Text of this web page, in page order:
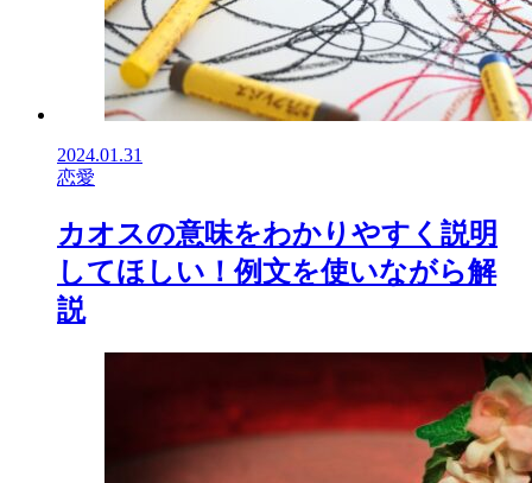
2024.01.31
恋愛
カオスの意味をわかりやすく説明
してほしい！例文を使いながら解
説